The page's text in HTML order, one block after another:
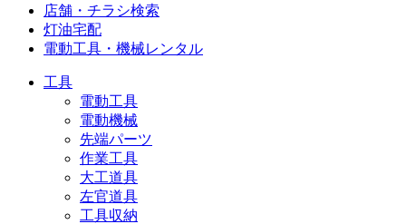
店舗・チラシ検索
灯油宅配
電動工具・機械レンタル
工具
電動工具
電動機械
先端パーツ
作業工具
大工道具
左官道具
工具収納